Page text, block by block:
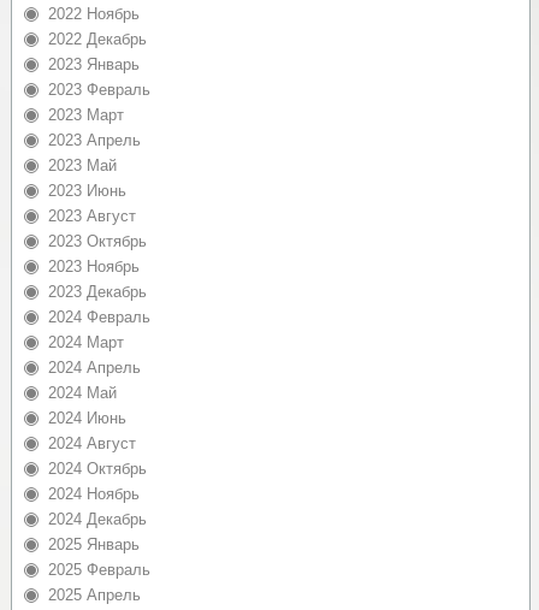
2022 Ноябрь
2022 Декабрь
2023 Январь
2023 Февраль
2023 Март
2023 Апрель
2023 Май
2023 Июнь
2023 Август
2023 Октябрь
2023 Ноябрь
2023 Декабрь
2024 Февраль
2024 Март
2024 Апрель
2024 Май
2024 Июнь
2024 Август
2024 Октябрь
2024 Ноябрь
2024 Декабрь
2025 Январь
2025 Февраль
2025 Апрель